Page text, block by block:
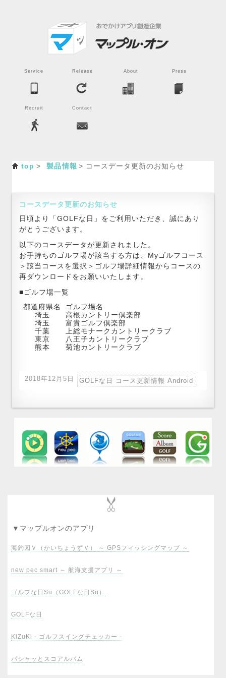
Service Release About Press
Recruit Contact
top 製品情報 コースデータ更新のお知らせ
コースデータ更新のお知らせ
日頃より「GOLFな日」をご利用いただき、誠にあり
がとうございます。
以下のコースデータが更新されました。
お手持ちのゴルフ場が該当する方は、Myゴルフコース
＞該当コースを選択＞ゴルフ場詳細情報からコースの
再ダウンロードをお願いいたします。
■ゴルフ場一覧
都道府県名
ゴルフ場名
埼玉
高根カントリー倶楽部
埼玉
富貴ゴルフ倶楽部
千葉
上総モナークカントリークラブ
東京
八王子カントリークラブ
熊本
菊池カントリークラブ
2018年12月5日 GOLFな日 コース更新情報 Android
▼マップルオンのアプリ
海釣図Ｖ（かいちょうずＶ） ～ GPSフィッシングマップ ～
new pec smart ～ 航海支援アプリ ～
ゴルフな日Su（GOLFな日Su）
GOLFな日
KiZuKi - ゴルフスイングチェッカー -
パシャッとスコアルバム